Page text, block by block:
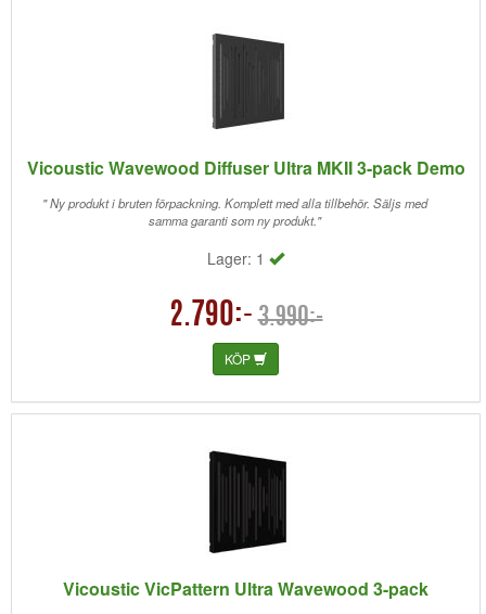
Vicoustic Wavewood Diffuser Ultra MKII 3-pack Demo
" Ny produkt i bruten förpackning. Komplett med alla tillbehör. Säljs med
samma garanti som ny produkt."
Lager: 1
2.790:- 3.990:-
KÖP
Vicoustic VicPattern Ultra Wavewood 3-pack